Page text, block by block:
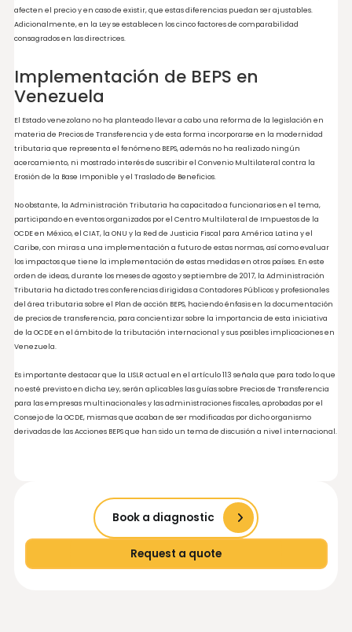
La Sección Cuarta del Capítulo III del Título VII de la LISLR, establece en su artículo
que para la determinación del precio que hubieren pactado partes
operaciones comparables se podrá realizar por la aplicación de cualquiera de los
Método Del Precio Comparable No
(CUP);
Método Del Precio De Reventa (MPR);
Método Del Costo Adicionado (MCA);
Método De División De Beneficios (MDB); Y
Método Del Margen Neto Transaccional
La normativa además establece en su artículo 141 que el contribuyente deberá
considerar el método del precio comparable no controlado como primera opción a
fines de determinar el precio o monto de las contraprestaciones que hubieran
utilizado con o entre partes independientes en transacciones comparables a las
operaciones de transferencia de bienes, servicios o derechos efectuados entre
vinculadas.
Comparables en Venezuela
La legislación en Venezuela respecto a las comparables asume los criterios
comparables internos como los externos. En este sentido, para que una
pueda ser considerada como comparable es necesario que no existan diferencias
afecten el precio y en caso de existir, que estas diferencias puedan ser ajustables.
Adicionalmente, en la Ley se establecen los cinco factores de comparabilidad
Venezuela
El Estado venezolano no ha planteado llevar a cabo una reforma de la legislación
materia de Precios de Transferencia y de esta forma incorporarse en la
tributaria que representa el fenómeno BEPS, además no ha realizado ningún